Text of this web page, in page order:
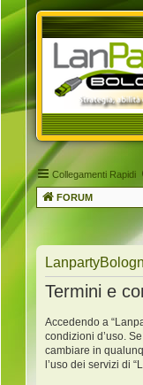
Collegamenti Rapidi
FORUM
Termini e
Accedendo a
condizioni d’uso.
cambiare in
l’uso dei servizi di